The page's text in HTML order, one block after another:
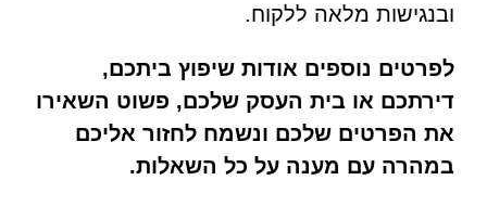
ובנגישות מלאה ללקוח.
לפרטים נוספים אודות שיפוץ ביתכם,
דירתכם או בית העסק שלכם, פשוט השאירו
את הפרטים שלכם ונשמח לחזור אליכם
במהרה עם מענה על כל השאלות.